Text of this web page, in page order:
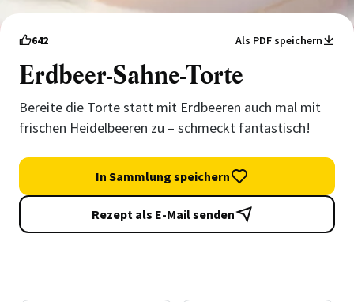
642 Als PDF speichern
Erdbeer-Sahne-Torte
Bereite die Torte statt mit Erdbeeren auch mal mit
frischen Heidelbeeren zu – schmeckt fantastisch!
In Sammlung speichern
Rezept als E-Mail senden